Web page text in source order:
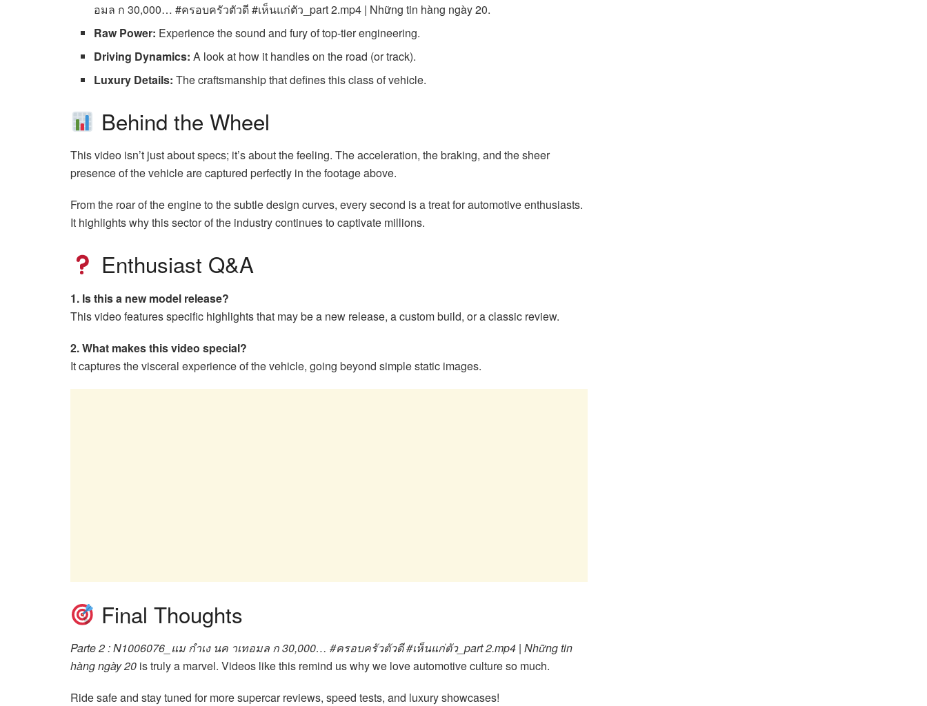
อมล ก 30,000… #ครอบครัวตัวดี #เห็นแก่ตัว_part 2.mp4 | Những tin hàng ngày 20.
Raw Power: Experience the sound and fury of top-tier engineering.
Driving Dynamics: A look at how it handles on the road (or track).
Luxury Details: The craftsmanship that defines this class of vehicle.
Behind the Wheel
This video isn’t just about specs; it’s about the feeling. The acceleration, the braking, and the sheer
presence of the vehicle are captured perfectly in the footage above.
From the roar of the engine to the subtle design curves, every second is a treat for automotive enthusiasts.
It highlights why this sector of the industry continues to captivate millions.
Enthusiast Q&A
1. Is this a new model release?
This video features specific highlights that may be a new release, a custom build, or a classic review.
2. What makes this video special?
It captures the visceral experience of the vehicle, going beyond simple static images.
Final Thoughts
Parte 2 : N1006076_แม กำเง นค าเทอมล ก 30,000… #ครอบครัวตัวดี #เห็นแก่ตัว_part 2.mp4 | Những tin
hàng ngày 20 is truly a marvel. Videos like this remind us why we love automotive culture so much.
Ride safe and stay tuned for more supercar reviews, speed tests, and luxury showcases!